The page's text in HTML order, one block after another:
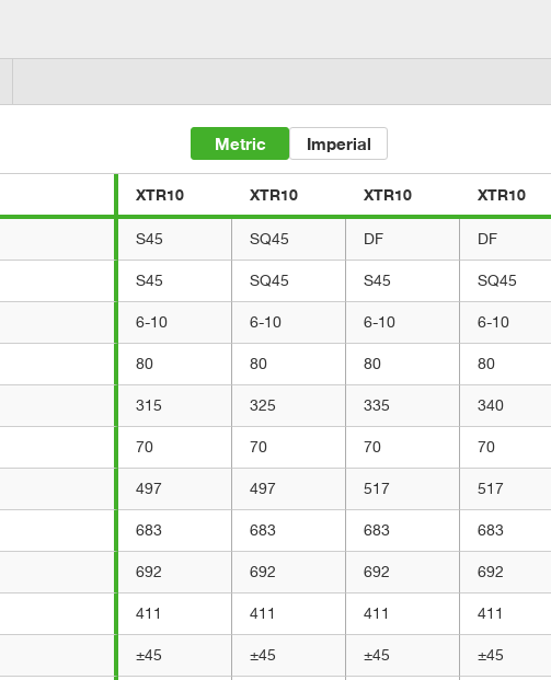
Metric Imperial
XTR10 XTR10 XTR10 XTR10
S45 SQ45 DF DF
S45 SQ45 S45 SQ45
6-10 6-10 6-10 6-10
80 80 80 80
315 325 335 340
70 70 70 70
497 497 517 517
683 683 683 683
692 692 692 692
411 411 411 411
±45 ±45 ±45 ±45